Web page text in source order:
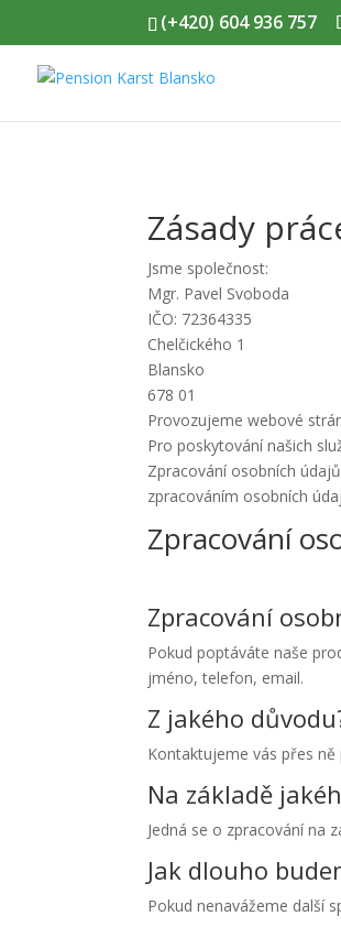
(+420) 604 936 757
Zásady
Jsme společnost:
Mgr. Pavel Svoboda
IČO: 72364335
Chelčického 1
Blansko
678 01
Provozujeme webové
Pro poskytování našich
Zpracování osobních
zpracováním osobních
Zpracování
Zpracování
Pokud poptáváte naše
jméno, telefon, email.
Z jakého
Kontaktujeme vás přes
Na základě
Jedná se o zpracování na
Jak dlouho
Pokud nenavážeme další